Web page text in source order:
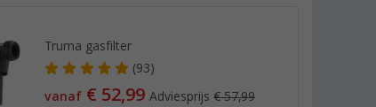
Truma gasfilter
(93)
vanaf € 52,99Adviesprijs€ 57,99